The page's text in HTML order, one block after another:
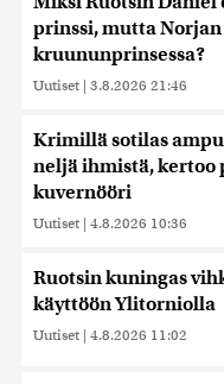
prinssi, mutta
kruununprinsessa?
Uutiset | 3.8.2026 21:46
Krimillä sotilas
neljä ihmistä, kertoo
kuvernööri
Uutiset | 4.8.2026 10:36
Ruotsin kuningas
käyttöön Ylitorniolla
Uutiset | 4.8.2026 11:02